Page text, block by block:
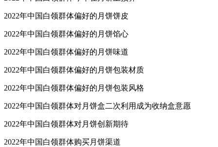
2022年中国白领群体偏好的月饼饼皮
2022年中国白领群体偏好的月饼馅心
2022年中国白领群体偏好的月饼味道
2022年中国白领群体偏好的月饼包装材质
2022年中国白领群体偏好的月饼包装风格
2022年中国白领群体对月饼盒二次利用成为收纳盒意愿
2022年中国白领群体对月饼创新期待
2022年中国白领群体购买月饼渠道